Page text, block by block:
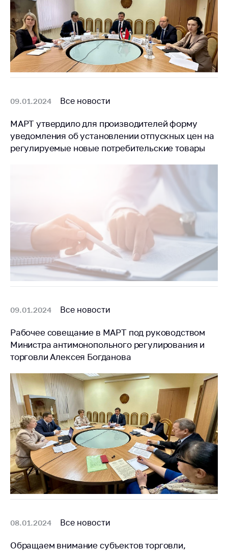
09.01.2024 Все новости
МАРТ утвердило для производителей форму
уведомления об установлении отпускных цен на
регулируемые новые потребительские товары
09.01.2024 Все новости
Рабочее совещание в МАРТ под руководством
Министра антимонопольного регулирования и
торговли Алексея Богданова
08.01.2024 Все новости
Обращаем внимание субъектов торговли,